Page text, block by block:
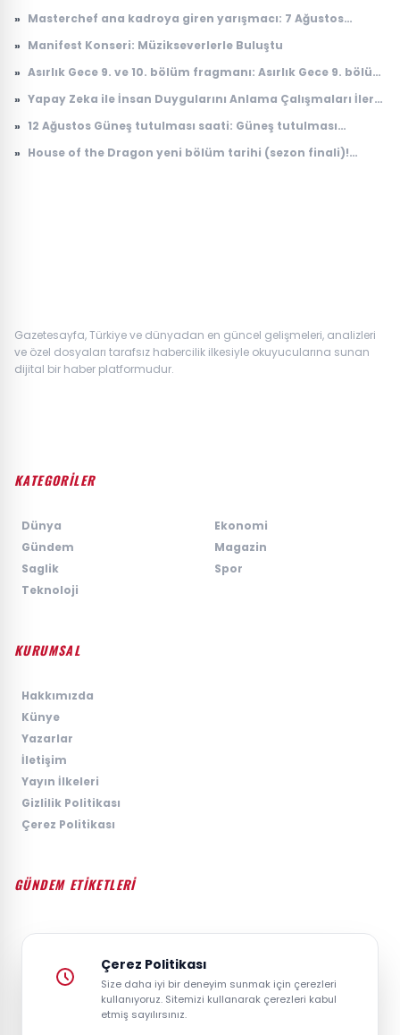
» Masterchef ana kadroya giren yarışmacı: 7 Ağustos
» Manifest Konseri: Müzikseverlerle Buluştu
» Asırlık Gece 9. ve 10. bölüm fragmanı: Asırlık Gece 9. bölüm
» Yapay Zeka ile İnsan Duygularını Anlama Çalışmaları İleri
» 12 Ağustos Güneş tutulması saati: Güneş tutulması
» House of the Dragon yeni bölüm tarihi (sezon finali)!
Gazetesayfa, Türkiye ve dünyadan en güncel gelişmeleri, analizleri
ve özel dosyaları tarafsız habercilik ilkesiyle okuyucularına sunan
dijital bir haber platformudur.
KATEGORİLER
Dünya
Ekonomi
Gündem
Magazin
Saglik
Spor
Teknoloji
KURUMSAL
Hakkımızda
Künye
Yazarlar
İletişim
Yayın İlkeleri
Gizlilik Politikası
Çerez Politikası
GÜNDEM ETİKETLERİ
#GÜNDEM #SIYASET #EKONOMI #SPOR #TEKNOLOJI
#DÜNYA
Çerez Politikası
Size daha iyi bir deneyim sunmak için çerezleri
kullanıyoruz. Sitemizi kullanarak çerezleri kabul
etmiş sayılırsınız.